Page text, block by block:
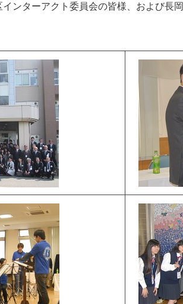
ンターアクト委員会の皆様、および長